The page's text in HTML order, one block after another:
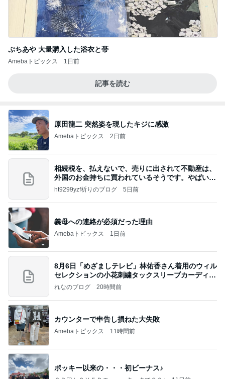
ぷちあや 大量購入した浴衣と帯
Amebaトピックス 1日前
記事を読む
原田龍二 突然姿を現したキジに感激
Amebaトピックス 2日前
相続税を、払えないで、売りに出されて不動産は、
外国のお金持ちに買われているそうです。やばいで
すよ
ht9299yzf祈りのブログ 5日前
義母への連絡が必須だった理由
Amebaトピックス 1日前
8月6日「めざましテレビ」林佑香さん着用のウィル
セレクションの小花刺繍タックスリーブカーディガ
ン
れなのブログ 20時間前
カウンターで申告し損ねた大失敗
Amebaトピックス 11時間前
ポッキー以来の・・・初ビーナス♪